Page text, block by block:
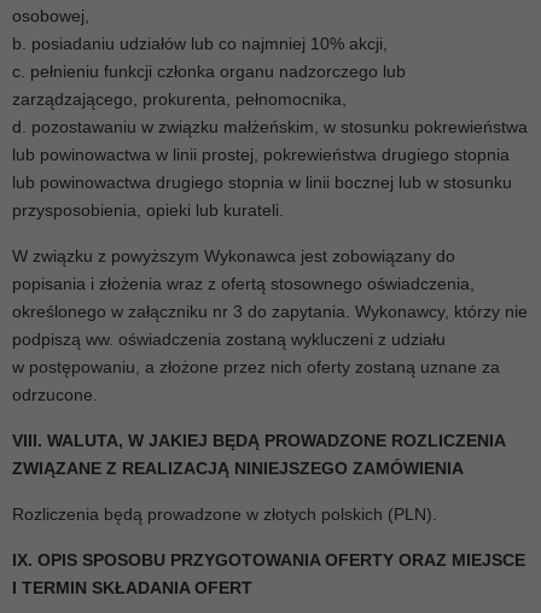
osobowej,
b. posiadaniu udziałów lub co najmniej 10% akcji,
c. pełnieniu funkcji członka organu nadzorczego lub
zarządzającego, prokurenta, pełnomocnika,
d. pozostawaniu w związku małżeńskim, w stosunku pokrewieństwa
lub powinowactwa w linii prostej, pokrewieństwa drugiego stopnia
lub powinowactwa drugiego stopnia w linii bocznej lub w stosunku
przysposobienia, opieki lub kurateli.
W związku z powyższym Wykonawca jest zobowiązany do
popisania i złożenia wraz z ofertą stosownego oświadczenia,
określonego w załączniku nr 3 do zapytania. Wykonawcy, którzy nie
podpiszą ww. oświadczenia zostaną wykluczeni z udziału
w postępowaniu, a złożone przez nich oferty zostaną uznane za
odrzucone.
VIII. WALUTA, W JAKIEJ BĘDĄ PROWADZONE ROZLICZENIA
ZWIĄZANE Z REALIZACJĄ NINIEJSZEGO ZAMÓWIENIA
Rozliczenia będą prowadzone w złotych polskich (PLN).
IX. OPIS SPOSOBU PRZYGOTOWANIA OFERTY ORAZ MIEJSCE
I TERMIN SKŁADANIA OFERT